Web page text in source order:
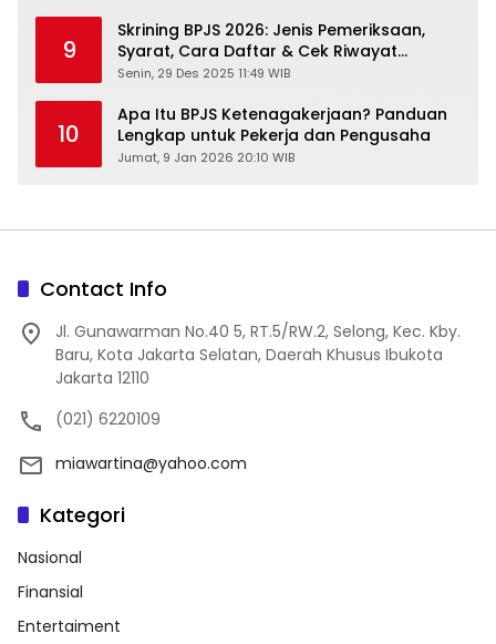
9
Skrining BPJS 2026: Jenis Pemeriksaan,
Syarat, Cara Daftar & Cek Riwayat
Kesehatan Gratis
Senin, 29 Des 2025 11:49 WIB
10
Apa Itu BPJS Ketenagakerjaan? Panduan
Lengkap untuk Pekerja dan Pengusaha
Jumat, 9 Jan 2026 20:10 WIB
Contact Info
Jl. Gunawarman No.40 5, RT.5/RW.2, Selong, Kec. Kby.
Baru, Kota Jakarta Selatan, Daerah Khusus Ibukota
Jakarta 12110
(021) 6220109
miawartina@yahoo.com
Kategori
Nasional
Finansial
Entertaiment